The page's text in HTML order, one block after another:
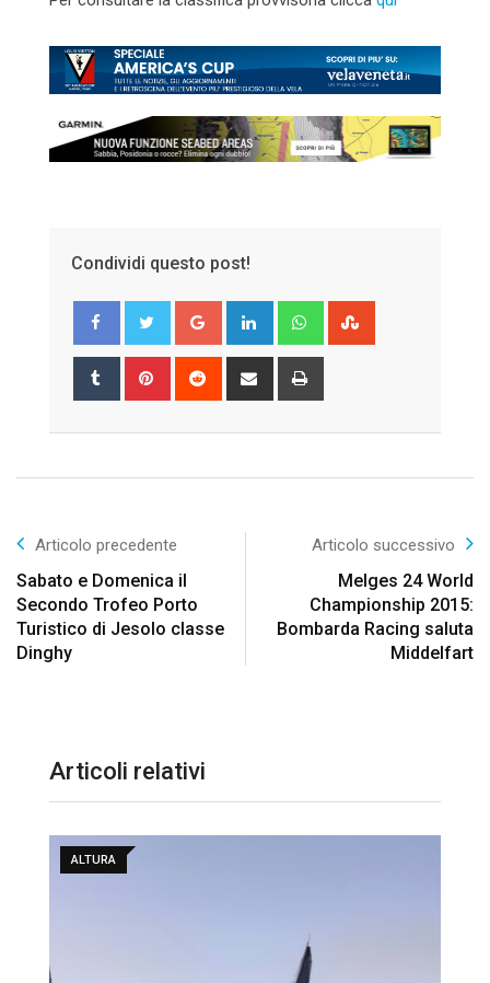
Condividi questo post!
Google+ LinkedIn Whatsapp
Tumblr Pinterest Reddit
Share
Articolo precedente
Sabato e Domenica il
Secondo Trofeo Porto
Turistico di Jesolo classe
Dinghy
Articolo successivo
Melges 24 World
Championship 2015:
Bombarda Racing saluta
Middelfart
Articoli relativi
ALTURA